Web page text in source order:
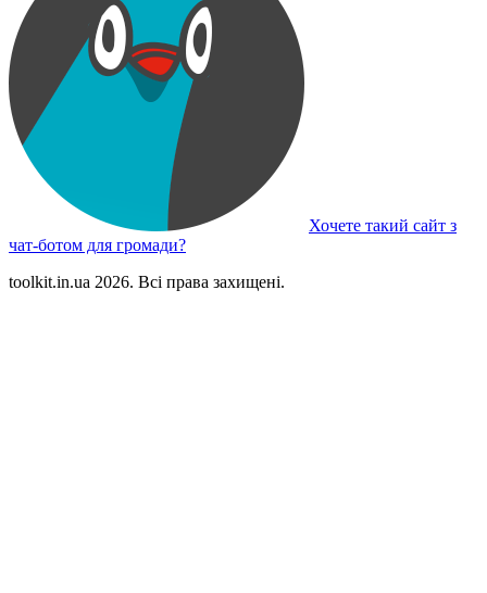
Хочете такий сайт з
чат-ботом для громади?
toolkit.in.ua 2026. Всі права захищені.